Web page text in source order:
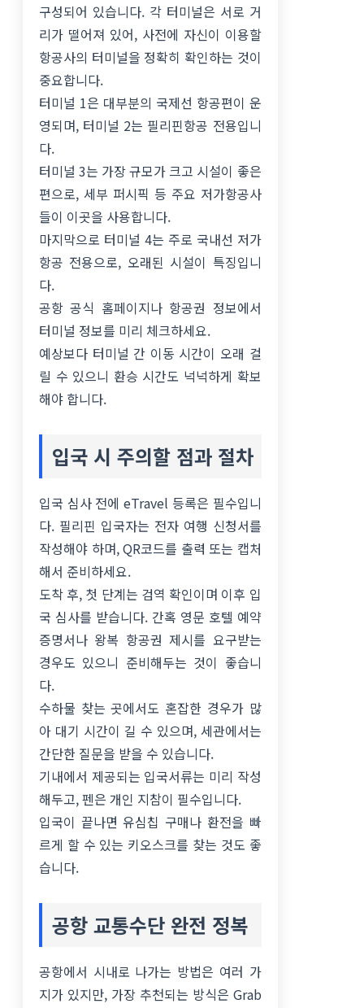
구성되어 있습니다. 각 터미널은 서로 거
리가 떨어져 있어, 사전에 자신이 이용할
항공사의 터미널을 정확히 확인하는 것이
중요합니다.
터미널 1은 대부분의 국제선 항공편이 운
영되며, 터미널 2는 필리핀항공 전용입니
다.
터미널 3는 가장 규모가 크고 시설이 좋은
편으로, 세부 퍼시픽 등 주요 저가항공사
들이 이곳을 사용합니다.
마지막으로 터미널 4는 주로 국내선 저가
항공 전용으로, 오래된 시설이 특징입니
다.
공항 공식 홈페이지나 항공권 정보에서
터미널 정보를 미리 체크하세요.
예상보다 터미널 간 이동 시간이 오래 걸
릴 수 있으니 환승 시간도 넉넉하게 확보
해야 합니다.
입국 시 주의할 점과 절차
입국 심사 전에 eTravel 등록은 필수입니
다. 필리핀 입국자는 전자 여행 신청서를
작성해야 하며, QR코드를 출력 또는 캡처
해서 준비하세요.
도착 후, 첫 단계는 검역 확인이며 이후 입
국 심사를 받습니다. 간혹 영문 호텔 예약
증명서나 왕복 항공권 제시를 요구받는
경우도 있으니 준비해두는 것이 좋습니
다.
수하물 찾는 곳에서도 혼잡한 경우가 많
아 대기 시간이 길 수 있으며, 세관에서는
간단한 질문을 받을 수 있습니다.
기내에서 제공되는 입국서류는 미리 작성
해두고, 펜은 개인 지참이 필수입니다.
입국이 끝나면 유심칩 구매나 환전을 빠
르게 할 수 있는 키오스크를 찾는 것도 좋
습니다.
공항 교통수단 완전 정복
공항에서 시내로 나가는 방법은 여러 가
지가 있지만, 가장 추천되는 방식은 Grab